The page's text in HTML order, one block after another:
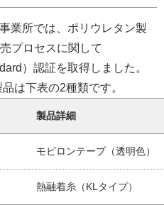
業所では、ポリウレタン製
プロセスに関して
）認証を取得しました。
は下表の2種類です。
製品詳細
モビロンテープ（透明色）
熱融着糸（KLタイプ）